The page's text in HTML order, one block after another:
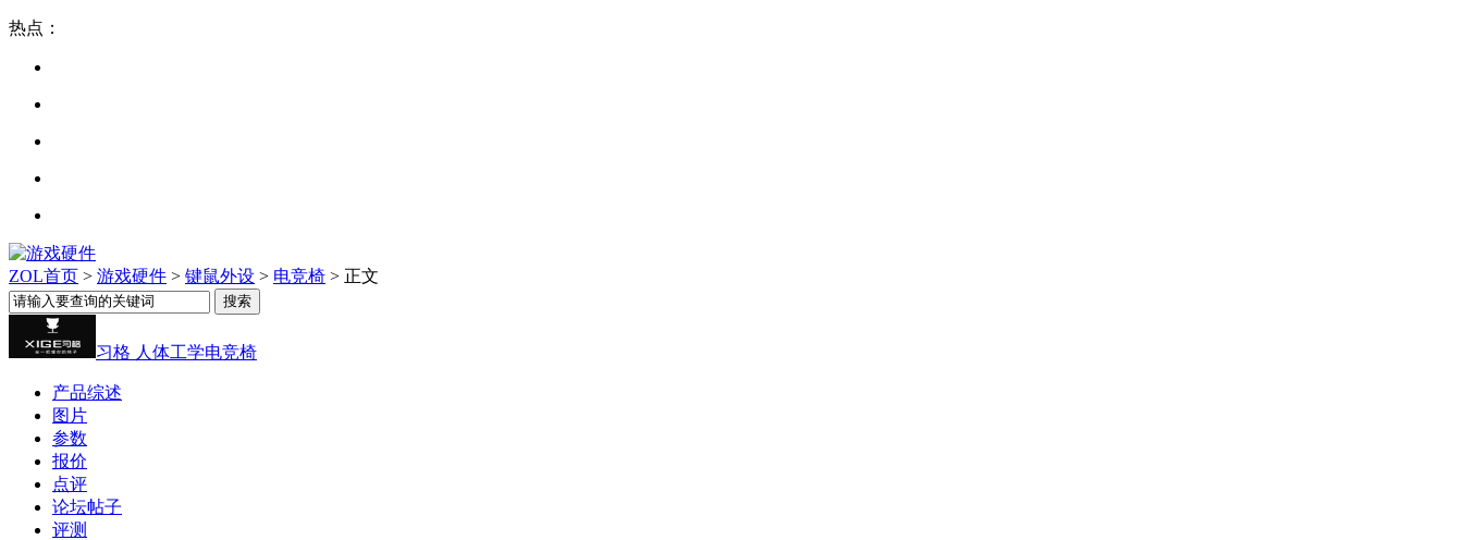
热点：
ZOL首页 > 游戏硬件 > 键鼠外设 > 电竞椅 > 正文
习格 人体工学电竞椅
产品综述
图片
参数
报价
点评
论坛帖子
评测